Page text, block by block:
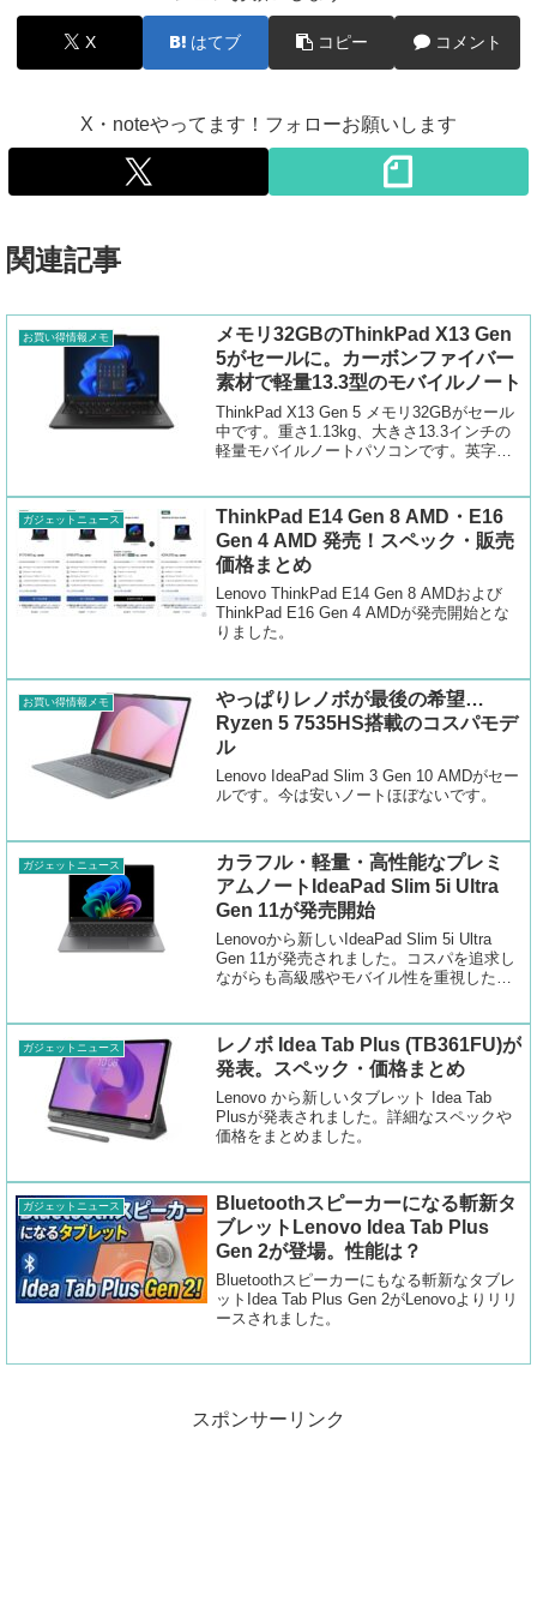
X はてブ コピー コメント
X・noteやってます！フォローお願いします
関連記事
お買い得情報メモ
メモリ32GBのThinkPad X13 Gen
5がセールに。カーボンファイバー
素材で軽量13.3型のモバイルノート
ThinkPad X13 Gen 5 メモリ32GBがセール
中です。重さ1.13kg、大きさ13.3インチの
軽量モバイルノートパソコンです。英字配
ガジェットニュース
ThinkPad E14 Gen 8 AMD・E16
Gen 4 AMD 発売！スペック・販売
価格まとめ
Lenovo ThinkPad E14 Gen 8 AMDおよび
ThinkPad E16 Gen 4 AMDが発売開始とな
りました。
お買い得情報メモ
やっぱりレノボが最後の希望…
Ryzen 5 7535HS搭載のコスパモデ
ル
Lenovo IdeaPad Slim 3 Gen 10 AMDがセー
ルです。今は安いノートほぼないです。
ガジェットニュース
カラフル・軽量・高性能なプレミ
アムノートIdeaPad Slim 5i Ultra
Gen 11が発売開始
Lenovoから新しいIdeaPad Slim 5i Ultra
Gen 11が発売されました。コスパを追求し
ながらも高級感やモバイル性を重視したプ
ガジェットニュース
レノボ Idea Tab Plus (TB361FU)が
発表。スペック・価格まとめ
Lenovo から新しいタブレット Idea Tab
Plusが発表されました。詳細なスペックや
価格をまとめました。
ガジェットニュース
Bluetoothスピーカーになる斬新タ
ブレットLenovo Idea Tab Plus
Gen 2が登場。性能は？
Bluetoothスピーカーにもなる斬新なタブレ
ットIdea Tab Plus Gen 2がLenovoよりリリ
ースされました。
スポンサーリンク